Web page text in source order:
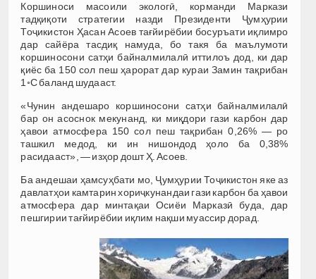
Коршиноси масоили экологӣ, корманди Маркази
тадқиқоти стратегии назди Президенти Ҷумҳурии
Тоҷикистон Ҳасан Асоев тағйирёбии босуръати иқлимро
дар сайёра тасдиқ намуда, бо такя ба маълумоти
коршиносони сатҳи байналмилалӣ иттилоъ дод, ки дар
қиёс ба 150 сол пеш ҳарорат дар кураи Замин тақрибан
1◦С баланд шудааст.
«Чунин андешаро коршиносони сатҳи байналмилалӣ
бар он асоснок мекунанд, ки миқдори гази карбон дар
ҳавои атмосфера 150 сол пеш тақрибан 0,26% — ро
ташкил медод, ки ин нишондод ҳоло ба 0,38%
расидааст», — изҳор дошт Ҳ. Асоев.
Ба андешаи ҳамсуҳбати мо, Ҷумҳурии Тоҷикистон яке аз
давлатҳои камтарин хориҷкунандаи гази карбон ба ҳавои
атмосфера дар минтақаи Осиёи Марказӣ буда, дар
пешгирии тағйирёбии иқлим нақши муассир дорад.